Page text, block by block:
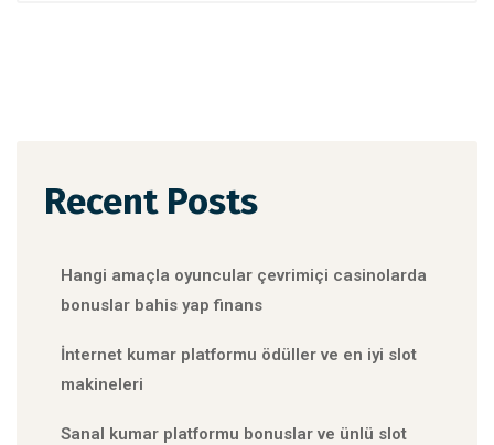
Recent Posts
Hangi amaçla oyuncular çevrimiçi casinolarda
bonuslar bahis yap finans
İnternet kumar platformu ödüller ve en iyi slot
makineleri
Sanal kumar platformu bonuslar ve ünlü slot